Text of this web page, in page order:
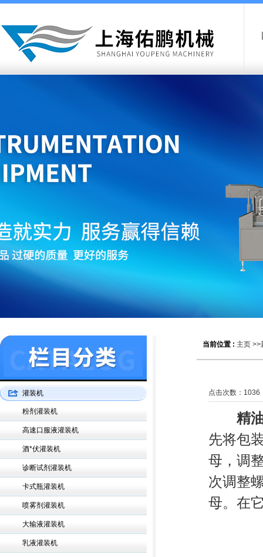
当前位置 : 主页 >>
点击次数： 1036
精
先将包
母，调
次调整
母。在
灌装机
粉剂灌装机
高速口服液灌装机
酒*伏灌装机
诊断试剂灌装机
卡式瓶灌装机
喷雾剂灌装机
大输液灌装机
乳液灌装机